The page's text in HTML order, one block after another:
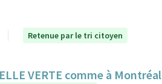
Retenue par le tri citoyen
VERTE comme à Montréal